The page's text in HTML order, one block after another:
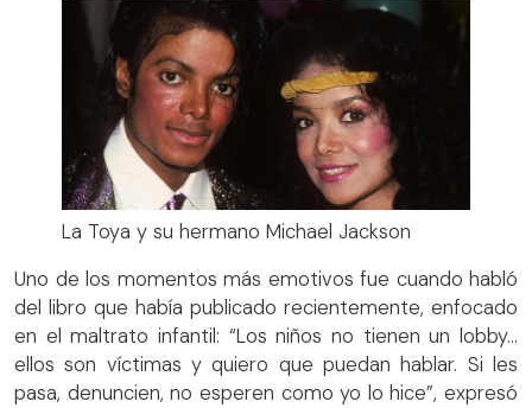
La Toya y su hermano Michael Jackson
Uno de los momentos más emotivos fue cuando habló
del libro que había publicado recientemente, enfocado
en el maltrato infantil: “Los niños no tienen un lobby…
ellos son víctimas y quiero que puedan hablar. Si les
pasa, denuncien, no esperen como yo lo hice”, expresó